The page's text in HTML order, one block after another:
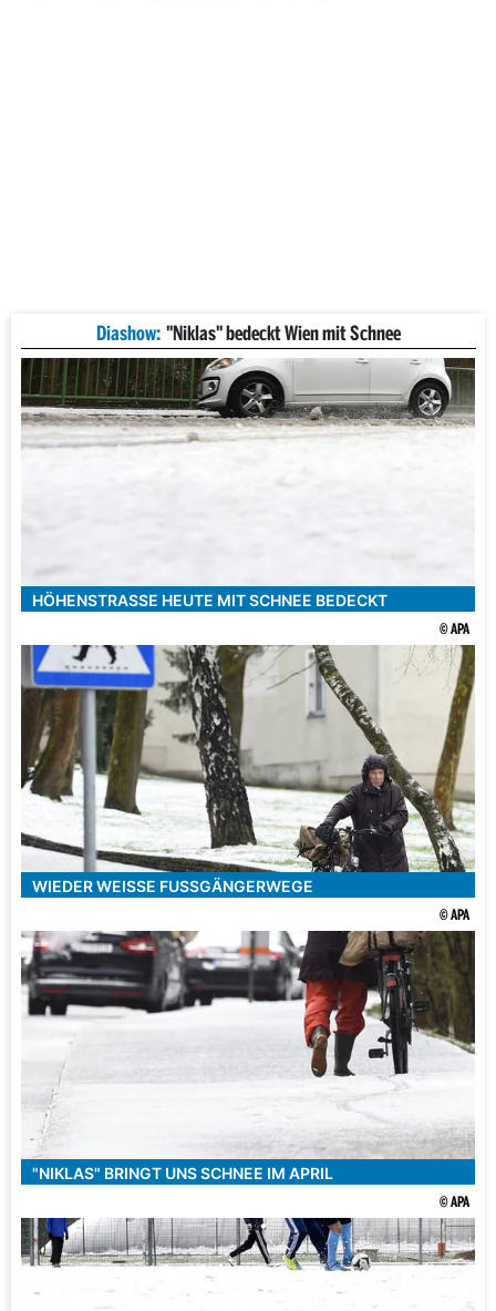
Diashow: "Niklas" bedeckt Wien mit Schnee
HÖHENSTRASSE HEUTE MIT SCHNEE BEDECKT
© APA
WIEDER WEISSE FUSSGÄNGERWEGE
© APA
"NIKLAS" BRINGT UNS SCHNEE IM APRIL
© APA